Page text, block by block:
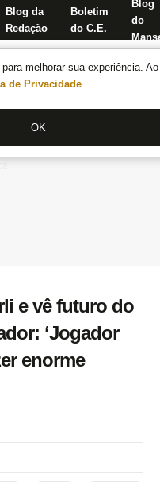
melhorar sua experiência.
de Privacidade .
OK
Blog da
Redação
Boletim
do C.E.
Blog
do
e vê futuro do
‘Jogador
enorme